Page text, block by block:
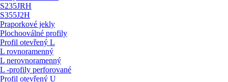
S235JRH
S355J2H
Praporkové jekly
Plochooválné profily
Profil otevřený L
L rovnoramenný
L nerovnoramenný
L -profily perforované
Profil otevřený U